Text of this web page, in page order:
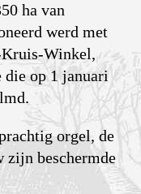
ha van
werd met
Winkel,
die op 1 januari
orgel, de
zijn beschermde